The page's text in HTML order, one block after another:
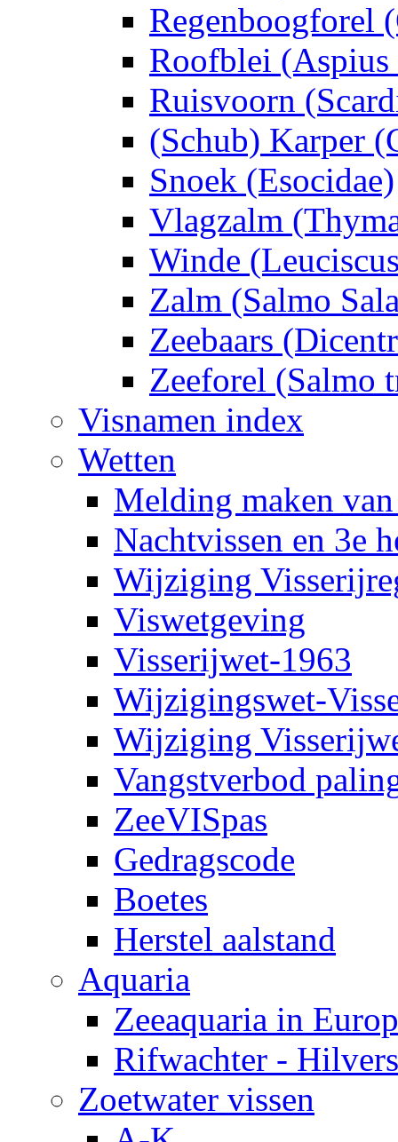
Regenboogforel
Roofblei (Aspius
Ruisvoorn
(Schub) Karper
Snoek (Esocidae)
Vlagzalm
Winde
Zalm (Salmo
Zeebaars
Zeeforel (Salmo
Visnamen index
Wetten
Melding maken
Nachtvissen en 3e
Wijziging
Viswetgeving
Visserijwet-1963
Wijzigingswet-
Wijziging
Vangstverbod
ZeeVISpas
Gedragscode
Boetes
Herstel aalstand
Aquaria
Zeeaquaria in
Rifwachter -
Zoetwater vissen